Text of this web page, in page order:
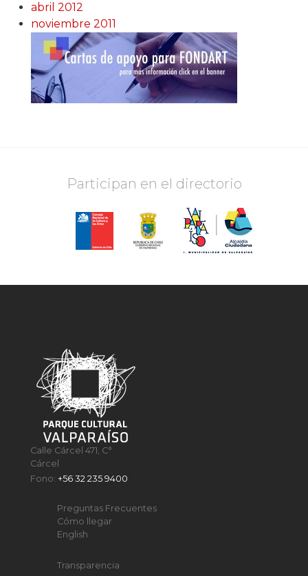
abril 2012
noviembre 2011
Participan en el directorio
Calle Cárcel 471, C°
Cárcel
Fono:+56 32 235 9400
Preguntas Frecuentes
Cómo llegar
English
Transparencia